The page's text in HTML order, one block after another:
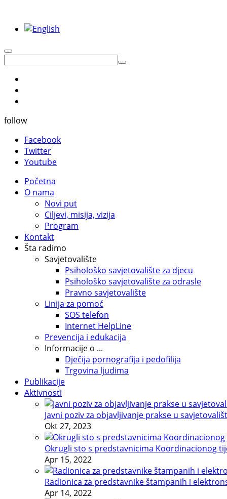
follow
Facebook
Twitter
Youtube
Početna
O nama
Novi put
Ciljevi, misija, vizija
Program
Kontakt
Šta radimo
Savjetovalište
Psihološko savjetovalište za djecu
Psihološko savjetovalište za odrasle
Pravno savjetovalište
Linija za pomoć
SOS telefon
Internet HelpLine
Prevencija i edukacija
Informacije o ...
Dječija pornografija i pedofilija
Trgovina ljudima
Publikacije
Aktivnosti
Javni poziv za objavljivanje prakse u
Okt 27, 2023
Okrugli sto s predstavnicima Koordinacionog
Apr 15, 2022
Radionica za predstavnike štampanih i
Apr 14, 2022